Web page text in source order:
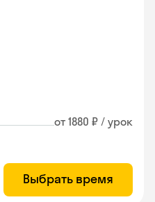
от 1880 ₽ / урок
Выбрать время